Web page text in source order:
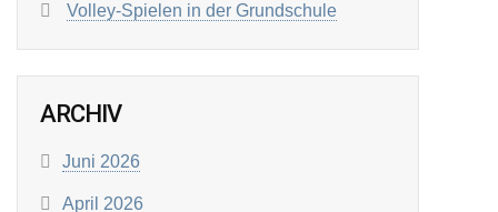
Volley-Spielen in der Grundschule
ARCHIV
Juni 2026
April 2026